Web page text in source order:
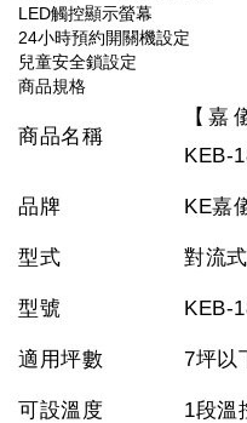
LED觸控顯示螢幕
24小時預約開關機設定
兒童安全鎖設定
商品規格
商品名稱
【嘉
KEB-
品牌 KE嘉
型式 對流式
型號 KEB-
適用坪數 7坪以
可設溫度 1段溫